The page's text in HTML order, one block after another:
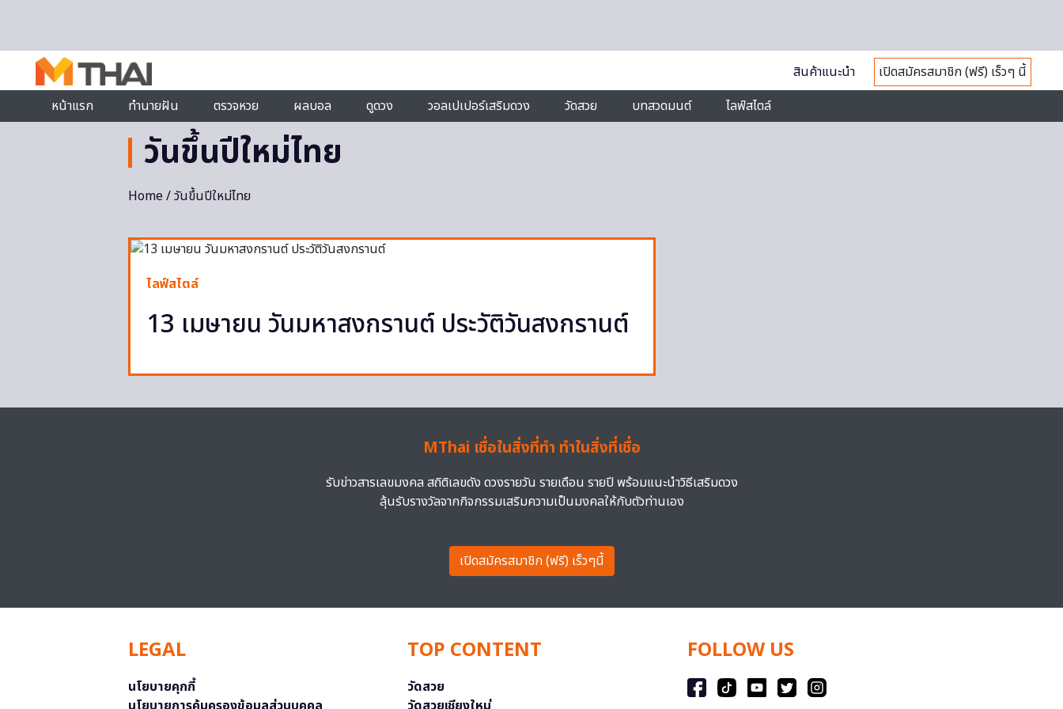
สินค้าแนะนำ
เปิดสมัครสมาชิก (ฟรี) เร็วๆ นี้
หน้าแรก
ทำนายฝัน ตรวจหวย ผลบอล ดูดวง วอลเปเปอร์เสริมดวง วัดสวย บทสวดมนต์ ไลฟ์สไตล์
วันขึ้นปีใหม่ไทย
Home/ วันขึ้นปีใหม่ไทย
ไลฟ์สไตล์
13 เมษายน วันมหาสงกรานต์ ประวัติวันสงกรานต์
MThai เชื่อในสิ่งที่ทำ ทำในสิ่งที่เชื่อ
รับข่าวสารเลขมงคล สถิติเลขดัง ดวงรายวัน รายเดือน รายปี พร้อมแนะนำวิธีเสริมดวง
ลุ้นรับรางวัลจากกิจกรรมเสริมความเป็นมงคลให้กับตัวท่านเอง
เปิดสมัครสมาชิก (ฟรี) เร็วๆนี้
LEGAL
นโยบายคุกกี้
TOP CONTENT
วัดสวย
FOLLOW US